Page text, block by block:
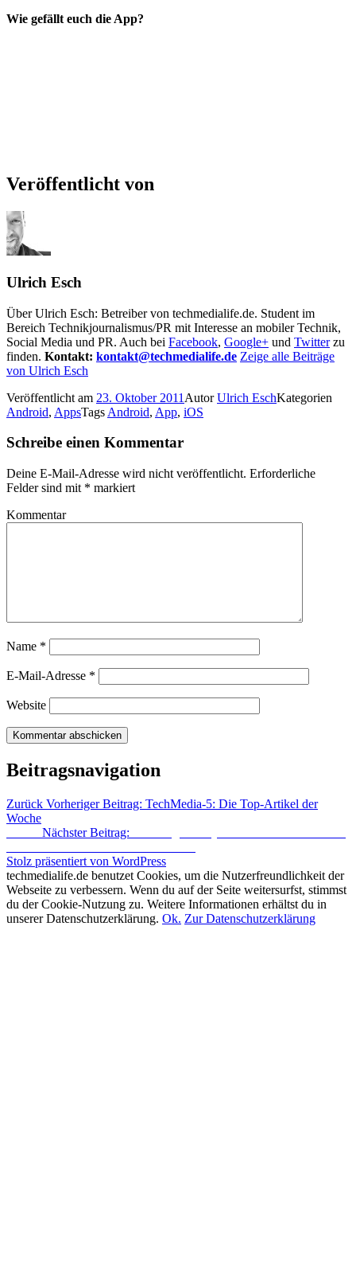
Wie gefällt euch die App?
Veröffentlicht von
Ulrich Esch
Über Ulrich Esch: Betreiber von techmedialife.de. Student im
Bereich Technikjournalismus/PR mit Interesse an mobiler Technik,
Social Media und PR. Auch bei Facebook, Google+ und Twitterzu
finden. Kontakt: kontakt@techmedialife.de Zeige alle Beiträge
von Ulrich Esch
Veröffentlicht am 23. Oktober 2011 AutorUlrich EschKategorien
Android, AppsTags Android, App, iOS
Schreibe einen Kommentar
Deine E-Mail-Adresse wird nicht veröffentlicht. Erforderliche
Felder sind mit * markiert
Kommentar
Name *
E-Mail-Adresse *
Website
Beitragsnavigation
Zurück Vorheriger Beitrag: TechMedia-5: Die Top-Artikel der
Woche
Nächster Beitrag:
Stolz präsentiert von WordPress
techmedialife.de benutzet Cookies, um die Nutzerfreundlichkeit der
Webseite zu verbessern. Wenn du auf der Seite weitersurfst, stimmst
du der Cookie-Nutzung zu. Weitere Informationen erhältst du in
unserer Datenschutzerklärung. Ok. Zur Datenschutzerklärung